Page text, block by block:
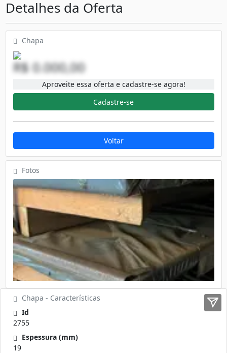
Detalhes da Oferta
Chapa
R$ 0.000,00
Aproveite essa oferta e cadastre-se agora!
Cadastre-se
Voltar
Fotos
Chapa - Características
Id
2755
Espessura (mm)
19